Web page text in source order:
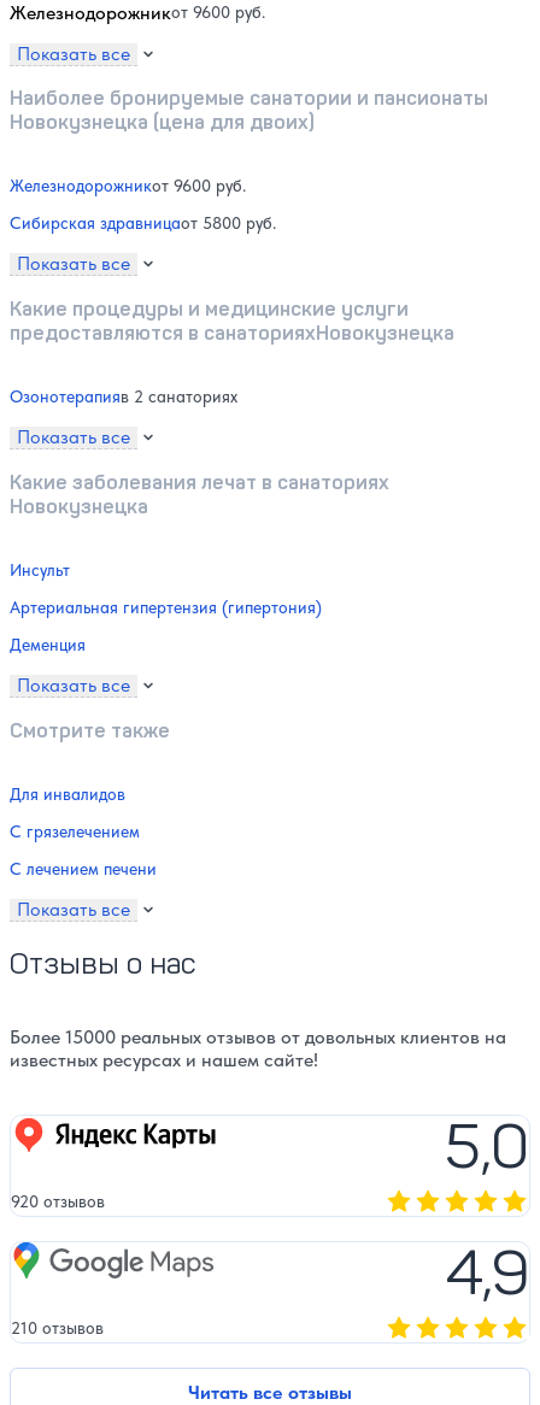
Железнодорожникот 9600 руб.
Показать все
Наиболее бронируемые санатории и пансионаты
Новокузнецка (цена для двоих)
Железнодорожникот 9600 руб.
Сибирская здравницаот 5800 руб.
Показать все
Какие процедуры и медицинские услуги
предоставляются в санаторияхНовокузнецка
Озонотерапияв 2 санаториях
Показать все
Какие заболевания лечат в санаториях
Новокузнецка
Инсульт
Артериальная гипертензия (гипертония)
Деменция
Показать все
Смотрите также
Для инвалидов
С грязелечением
С лечением печени
Показать все
Отзывы о нас
Более 15000 реальных отзывов от довольных клиентов на
известных ресурсах и нашем сайте!
Читать все отзывы
Яндекс карты 5,0
920 отзывов
Google Maps 4,9
210 отзывов